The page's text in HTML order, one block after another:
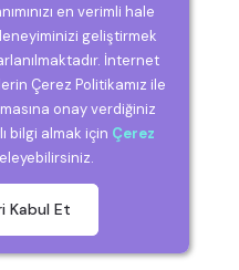
en verimli hale
geliştirmek
İnternet
Çerez Politikamız ile
onay verdiğiniz
bilgi almak için Çerez
Kabul Et